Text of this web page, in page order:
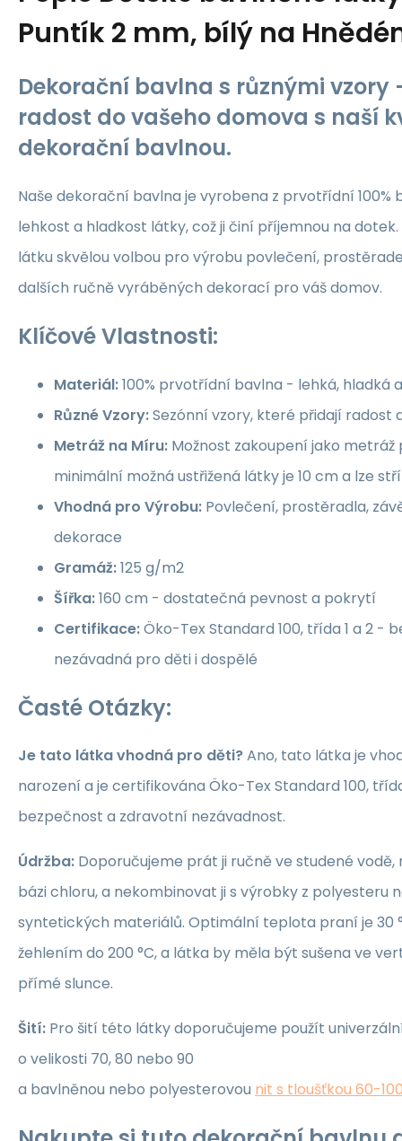
Puntík 2 mm, bílý na
Dekorační bavlna s různými vzory
radost do vašeho domova s naší
dekorační bavlnou.
Naše dekorační bavlna je vyrobena z prvotřídní 100%
lehkost a hladkost látky, což ji činí příjemnou na
látku skvělou volbou pro výrobu povlečení,
dalších ručně vyráběných dekorací pro váš domov.
Klíčové Vlastnosti:
Materiál:100% prvotřídní bavlna - lehká, hladká
Různé Vzory:Sezónní vzory, které přidají radost
Metráž na Míru: Možnost zakoupení jako
minimální možná ustřižená látky je 10 cm a lze
Vhodná pro Výrobu: Povlečení, prostěradla,
dekorace
Gramáž:125 g/m2
Šířka:160 cm - dostatečná pevnost a pokrytí
Certifikace:Öko-Tex Standard 100, třída 1 a 2 -
nezávadná pro děti i dospělé
Časté Otázky:
Je tato látka vhodná pro děti?Ano, tato látka je
narození a je certifikována Öko-Tex Standard 100,
bezpečnost a zdravotní nezávadnost.
Údržba: Doporučujeme prát ji ručně ve studené
bázi chloru, a nekombinovat ji s výrobky z polyesteru
syntetických materiálů. Optimální teplota praní je 30
žehlením do 200 °C, a látka by měla být sušena ve
přímé slunce.
Šití: Pro šití této látky doporučujeme použít
o velikosti 70, 80 nebo 90
a bavlněnou nebo polyesterovou nit s tloušťkou 60-